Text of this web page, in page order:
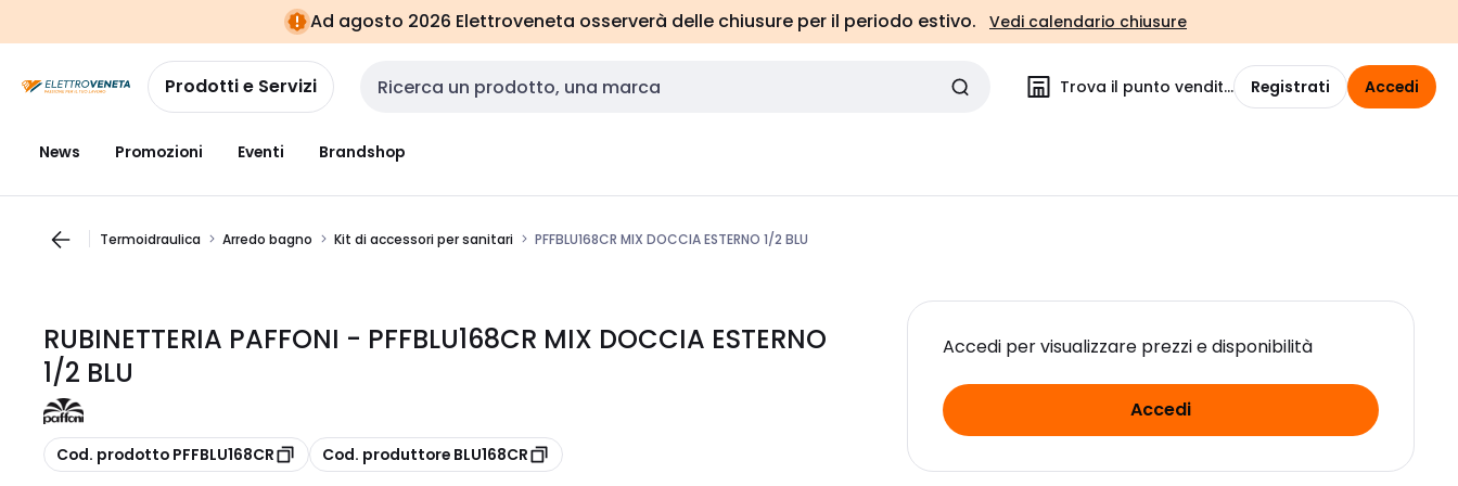
navigazionealla
pagina
Ad agosto 2026 Elettroveneta osserverà delle chiusure per il periodo estivo. Vedi calendario chiusure
Prodotti e Servizi Cerca input Trova il punto vendita Registrati Accedi
News Promozioni Eventi Brandshop
Termoidraulica Arredo bagno Kit di accessori per sanitari PFFBLU168CR MIX DOCCIA ESTERNO 1/2 BLU
RUBINETTERIA PAFFONI - PFFBLU168CR MIX DOCCIA ESTERNO
1/2 BLU
copia
Cod. prodotto PFFBLU168CR copia
Cod. produttore BLU168CR
Accedi per visualizzare prezzi e disponibilità
Accedi